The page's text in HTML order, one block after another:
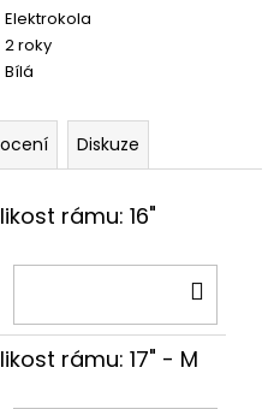
Elektrokola
2 roky
Bílá
Diskuze
rámu: 16"
rámu: 17" - M